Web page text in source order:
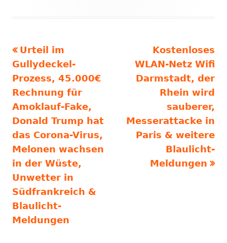
Beitragsnavigation
Vorheriger
Beitrag:
Urteil im
Gullydeckel-
Prozess, 45.000€
Rechnung für
Amoklauf-Fake,
Donald Trump hat
das Corona-Virus,
Melonen wachsen
in der Wüste,
Unwetter in
Südfrankreich &
Blaulicht-
Meldungen
Nächster
Beitrag
Kostenloses
WLAN-Netz Wifi
Darmstadt, der
Rhein wird
sauberer,
Messerattacke in
Paris & weitere
Blaulicht-
Meldungen